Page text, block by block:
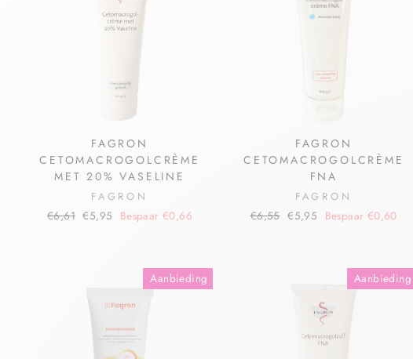
FAGRON
CETOMACROGOLCRÈME
MET 20% VASELINE
FAGRON
€6,61 €5,95 Bespaar €0,66
FAGRON
CETOMACROGOLCRÈME
FNA
FAGRON
€6,55 €5,95 Bespaar €0,60
Aanbieding Aanbieding